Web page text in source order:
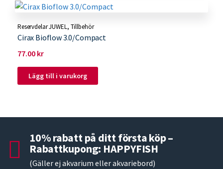
Reservdelar JUWEL, Tillbehör
Cirax Bioflow 3.0/Compact
77.00 kr
Lägg till i varukorg
10% rabatt på ditt första köp –
Rabattkupong: HAPPYFISH
(Gäller ej akvarium eller akvariebord)